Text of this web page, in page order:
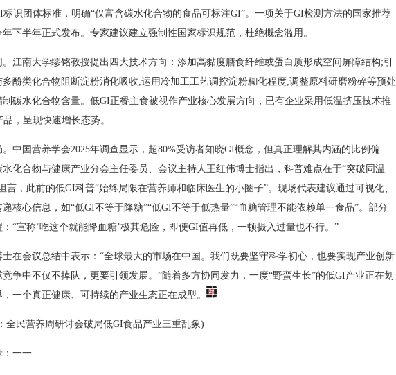
标识团体标准，明确“仅富含碳水化合物的食品可标注GI”。一项关于GI检测方法的国家推荐
下半年正式发布。专家建议建立强制性国家标识规范，杜绝概念滥用。
。江南大学缪铭教授提出四大技术方向：添加高黏度膳食纤维或蛋白质形成空间屏障结构;引
多酚类化合物阻断淀粉消化吸收;运用冷加工工艺调控淀粉糊化程度;调整原料研磨粉碎等预处
碳水化合物含量。低GI正餐主食被视作产业核心发展方向，已有企业采用低温挤压技术推
，呈现快速增长态势。
。中国营养学会2025年调查显示，超80%受访者知晓GI概念，但真正理解其内涵的比例偏
化合物与健康产业分会主任委员、会议主持人王红伟博士指出，科普难点在于“突破同温
言，此前的低GI科普“始终局限在营养师和临床医生的小圈子”。现场代表建议通过可视化、
核心信息，如“低GI不等于降糖”“低GI不等于低热量”“血糖管理不能依赖单一食品”。部分
“宣称‘吃这个就能降血糖’极其危险，即便GI值再低，一顿摄入过量也不行。”
士在会议总结中表示：“全球最大的市场在中国。我们既要坚守科学初心，也要实现产业创新
争中不仅不掉队，更要引领发展。”随着多方协同发力，一度“野蛮生长”的低GI产业正在划
一个真正健康、可持续的产业生态正在成型。
全民营养周研讨会破局低GI食品产业三重乱象)
：一一